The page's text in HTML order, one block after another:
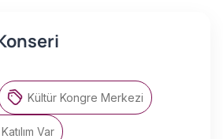
Kültür Kongre Merkezi
Katılım Var